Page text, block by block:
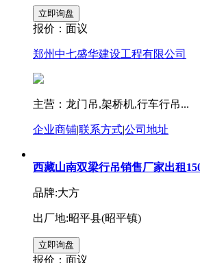
报价： 面议
郑州中七盛华建设工程有限公司
主营：龙门吊,架桥机,行车行吊...
企业商铺|联系方式|公司地址
西藏山南双梁行吊销售厂家出租
品牌:大方
出厂地:昭平县(昭平镇)
报价： 面议